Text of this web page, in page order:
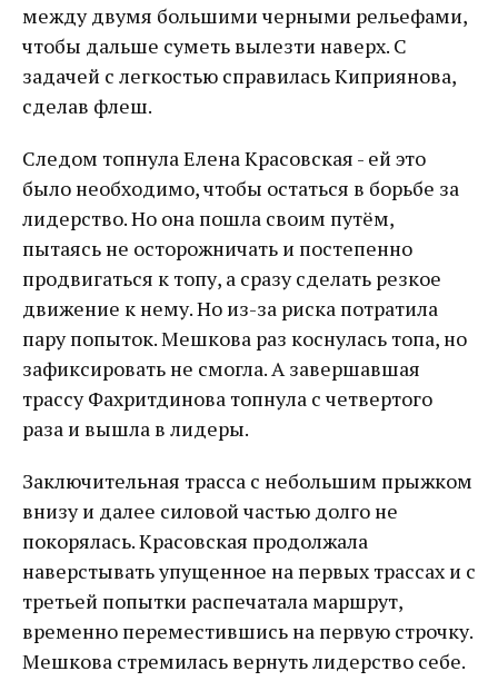
между двумя большими черными рельефами,
чтобы дальше суметь вылезти наверх. С
задачей с легкостью справилась Киприянова,
сделав флеш.
Следом топнула Елена Красовская - ей это
было необходимо, чтобы остаться в борьбе за
лидерство. Но она пошла своим путём,
пытаясь не осторожничать и постепенно
продвигаться к топу, а сразу сделать резкое
движение к нему. Но из-за риска потратила
пару попыток. Мешкова раз коснулась топа, но
зафиксировать не смогла. А завершавшая
трассу Фахритдинова топнула с четвертого
раза и вышла в лидеры.
Заключительная трасса с небольшим прыжком
внизу и далее силовой частью долго не
покорялась. Красовская продолжала
наверстывать упущенное на первых трассах и с
третьей попытки распечатала маршрут,
временно переместившись на первую строчку.
Мешкова стремилась вернуть лидерство себе.